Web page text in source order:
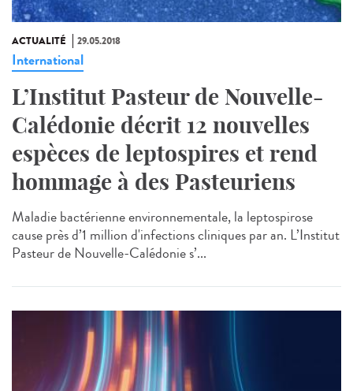
ACTUALITÉ 29.05.2018
International
L’Institut Pasteur de Nouvelle-
Calédonie décrit 12 nouvelles
espèces de leptospires et rend
hommage à des Pasteuriens
Maladie bactérienne environnementale, la leptospirose
cause près d’1 million d'infections cliniques par an. L’Institut
Pasteur de Nouvelle-Calédonie s’...